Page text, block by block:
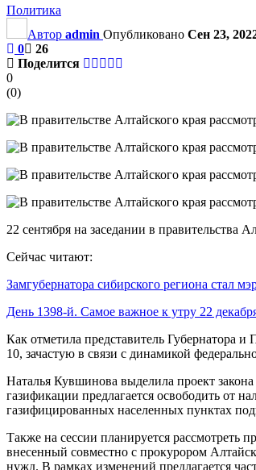
Политика
Автор admin Опубликовано Сен 23,
0
26
Поделится
0
(0)
22 сентября на заседании в правительства
Сейчас читают:
Замгубернатора сибирского региона стал
День 1398-й. Самое важное к утру 22
Как отметила представитель Губернатора
10, зачастую в связи с динамикой
Наталья Кувшинова выделила проект
газификации предлагается освободить от
газифицированных населенных пунктах
Также на сессии планируется рассмотреть
внесенный совместно с прокурором
нужд. В рамках изменений предлагается